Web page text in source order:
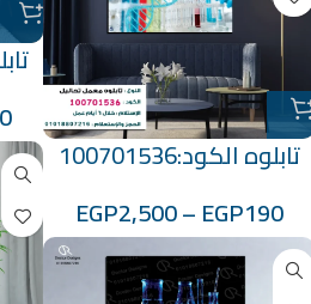
تابلوه الكود:100701536
EGP190
–
EGP2,500